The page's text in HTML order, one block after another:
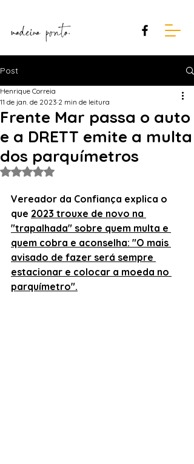
Post
Frente Mar passa o auto
e a DRETT emite a multa
dos parquímetros
Henrique Correia
11 de jan. de 2023 2 min de leitura
Avaliado com NaN de 5 estrelas.
Vereador da Confiança explica o
que 2023 trouxe de novo na
"trapalhada" sobre quem multa e
quem cobra e aconselha: "O mais
avisado de fazer será sempre
estacionar e colocar a moeda no
parquímetro".